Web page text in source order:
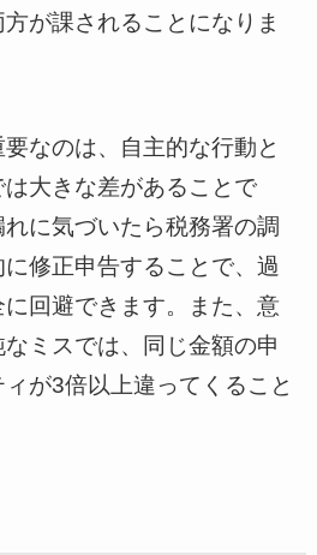
が課されることになりま
なのは、自主的な行動と
大きな差があることで
に気づいたら税務署の調
修正申告することで、過
回避できます。また、意
ミスでは、同じ金額の申
が3倍以上違ってくること